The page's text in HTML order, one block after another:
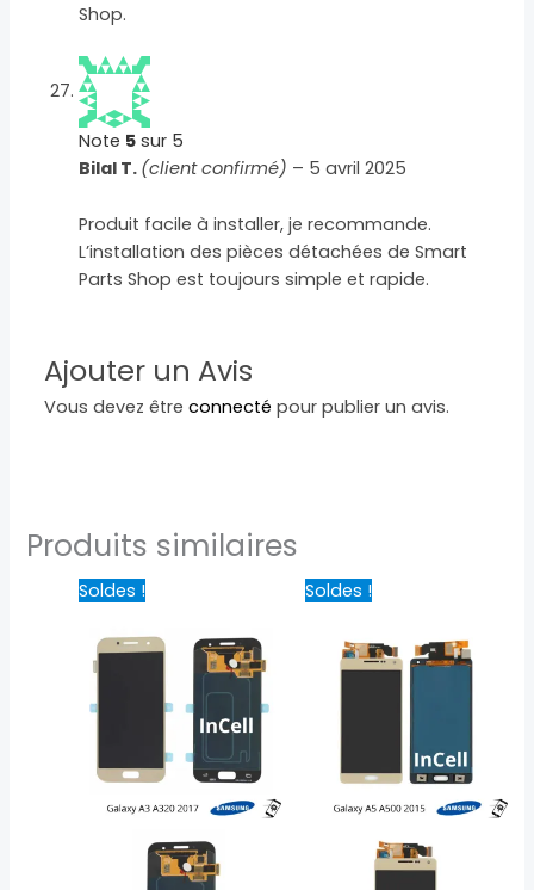
Shop.
Note 5 sur 5
Bilal T. (client confirmé) – 5 avril 2025
Produit facile à installer, je recommande.
L’installation des pièces détachées de Smart
Parts Shop est toujours simple et rapide.
Ajouter un Avis
Vous devez êtreconnecté pour publier un avis.
Produits similaires
Soldes !
était :
44,90 €.
est :
24,90 €.
Soldes !
était :
34,90 €.
est :
14,90 €.